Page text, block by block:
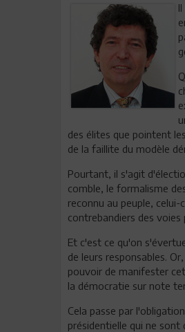
des élites que pointent
de la faillite du modèle
Pourtant, il s'agit
comble, le formalisme
reconnu au peuple,
contrebandiers des voies
Et c'est ce qu'on
de leurs responsables.
pouvoir de manifester
la démocratie sur note
Cela passe par
présidentielle qui ne